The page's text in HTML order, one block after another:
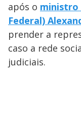
após o ministro
Federal)
prender a
caso a rede
judiciais.